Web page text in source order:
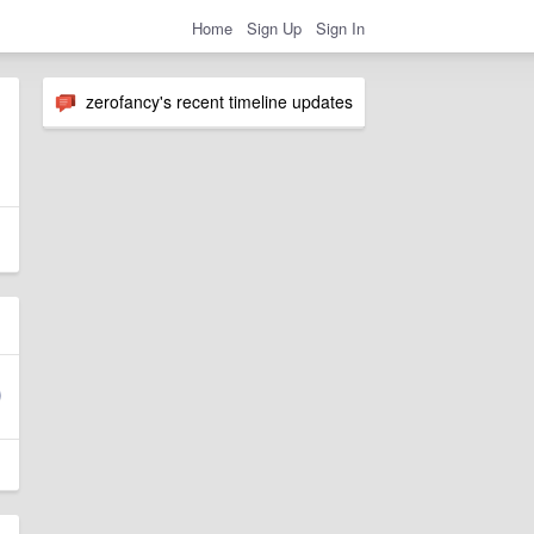
Home Sign Up Sign In
zerofancy's recent timeline updates